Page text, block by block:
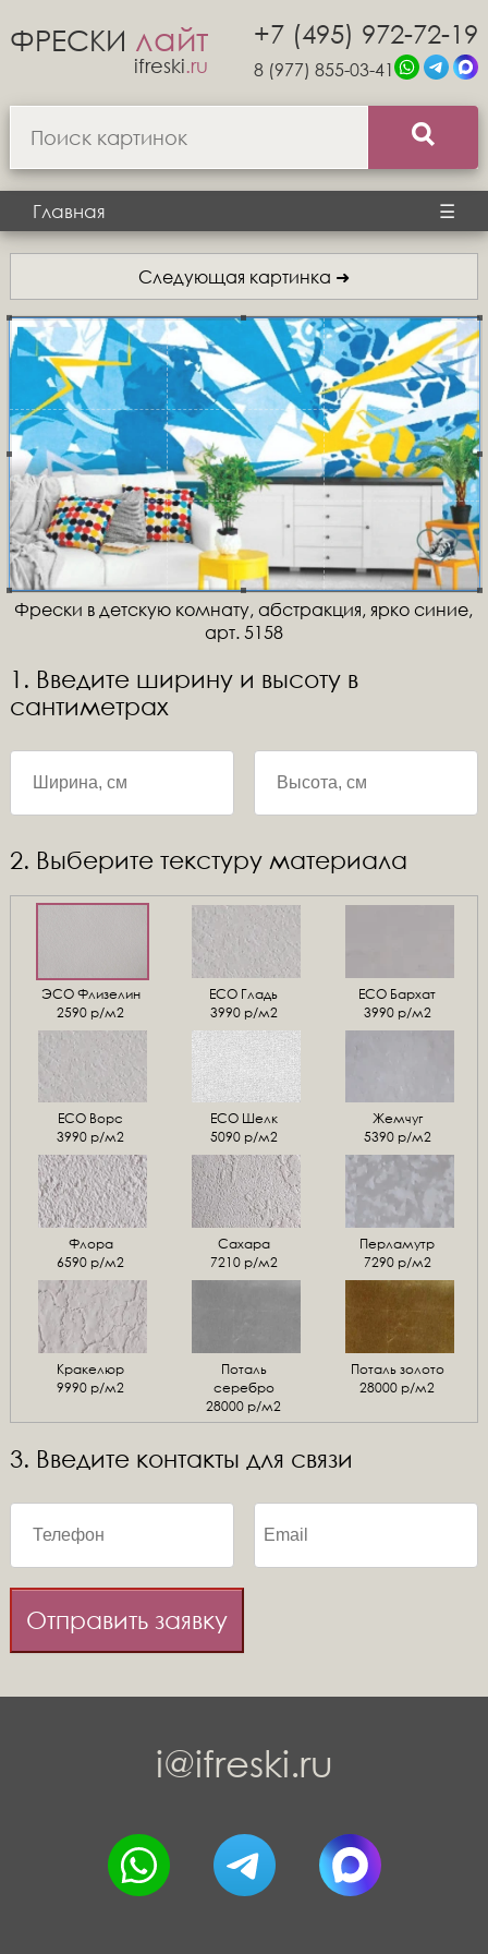
ФРЕСКИ лайт
ifreski.ru
+7 (495) 972-72-19
8 (977) 855-03-41
Главная ☰
Следующая картинка ➜
Фрески в детскую комнату, абстракция, ярко синие,
арт. 5158
1. Введите ширину и высоту в
сантиметрах
2. Выберите текстуру материала
ЭСО Флизелин
2590 р/м2
ЕСО Гладь
3990 р/м2
ECO Бархат
3990 р/м2
ЕСО Ворс
3990 р/м2
ЕСО Шелк
5090 р/м2
Жемчуг
5390 р/м2
Флора
6590 р/м2
Сахара
7210 р/м2
Перламутр
7290 р/м2
Кракелюр
9990 р/м2
Поталь
серебро
28000 р/м2
Поталь золото
28000 р/м2
3. Введите контакты для связи
Отправить заявку
i@ifreski.ru